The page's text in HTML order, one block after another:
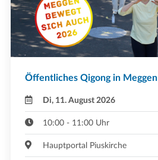
Öffentliches Qigong in Meggen
Di, 11. August 2026
10:00 - 11:00 Uhr
Hauptportal Piuskirche